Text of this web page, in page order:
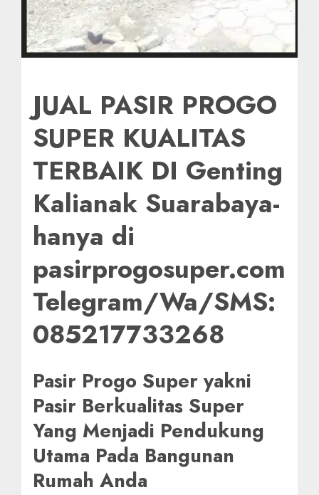
JUAL PASIR PROGO
SUPER KUALITAS
TERBAIK DI Genting
Kalianak Suarabaya-
hanya di
pasirprogosuper.com
Telegram/Wa/SMS:
085217733268
Pasir Progo Super yakni
Pasir Berkualitas Super
Yang Menjadi Pendukung
Utama Pada Bangunan
Rumah Anda